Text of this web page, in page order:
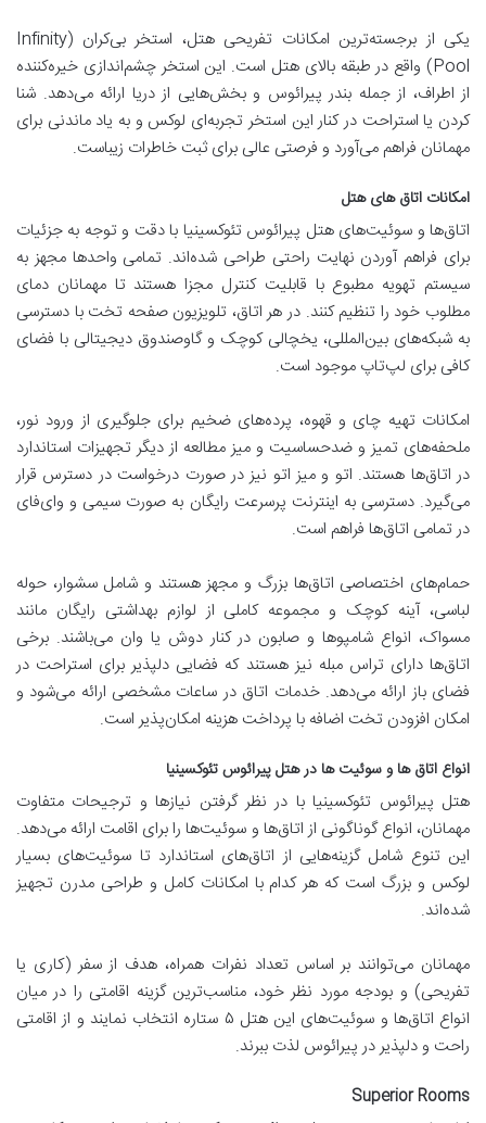
یکی از برجسته‌ترین امکانات تفریحی هتل، استخر بی‌کران (Infinity
Pool) واقع در طبقه بالای هتل است. این استخر چشم‌اندازی خیره‌کننده
از اطراف، از جمله بندر پیرائوس و بخش‌هایی از دریا ارائه می‌دهد. شنا
کردن یا استراحت در کنار این استخر تجربه‌ای لوکس و به یاد ماندنی برای
مهمانان فراهم می‌آورد و فرصتی عالی برای ثبت خاطرات زیباست.
امکانات اتاق های هتل
اتاق‌ها و سوئیت‌های هتل پیرائوس تئوکسینیا با دقت و توجه به جزئیات
برای فراهم آوردن نهایت راحتی طراحی شده‌اند. تمامی واحدها مجهز به
سیستم تهویه مطبوع با قابلیت کنترل مجزا هستند تا مهمانان دمای
مطلوب خود را تنظیم کنند. در هر اتاق، تلویزیون صفحه تخت با دسترسی
به شبکه‌های بین‌المللی، یخچالی کوچک و گاوصندوق دیجیتالی با فضای
کافی برای لپ‌تاپ موجود است.
امکانات تهیه چای و قهوه، پرده‌های ضخیم برای جلوگیری از ورود نور،
ملحفه‌های تمیز و ضدحساسیت و میز مطالعه از دیگر تجهیزات استاندارد
در اتاق‌ها هستند. اتو و میز اتو نیز در صورت درخواست در دسترس قرار
می‌گیرد. دسترسی به اینترنت پرسرعت رایگان به صورت سیمی و وای‌فای
در تمامی اتاق‌ها فراهم است.
حمام‌های اختصاصی اتاق‌ها بزرگ و مجهز هستند و شامل سشوار، حوله
لباسی، آینه کوچک و مجموعه کاملی از لوازم بهداشتی رایگان مانند
مسواک، انواع شامپوها و صابون در کنار دوش یا وان می‌باشند. برخی
اتاق‌ها دارای تراس مبله نیز هستند که فضایی دلپذیر برای استراحت در
فضای باز ارائه می‌دهد. خدمات اتاق در ساعات مشخصی ارائه می‌شود و
امکان افزودن تخت اضافه با پرداخت هزینه امکان‌پذیر است.
انواع اتاق ها و سوئیت ها در هتل پیرائوس تئوکسینیا
هتل پیرائوس تئوکسینیا با در نظر گرفتن نیازها و ترجیحات متفاوت
مهمانان، انواع گوناگونی از اتاق‌ها و سوئیت‌ها را برای اقامت ارائه می‌دهد.
این تنوع شامل گزینه‌هایی از اتاق‌های استاندارد تا سوئیت‌های بسیار
لوکس و بزرگ است که هر کدام با امکانات کامل و طراحی مدرن تجهیز
شده‌اند.
مهمانان می‌توانند بر اساس تعداد نفرات همراه، هدف از سفر (کاری یا
تفریحی) و بودجه مورد نظر خود، مناسب‌ترین گزینه اقامتی را در میان
انواع اتاق‌ها و سوئیت‌های این هتل ۵ ستاره انتخاب نمایند و از اقامتی
راحت و دلپذیر در پیرائوس لذت ببرند.
Superior Rooms